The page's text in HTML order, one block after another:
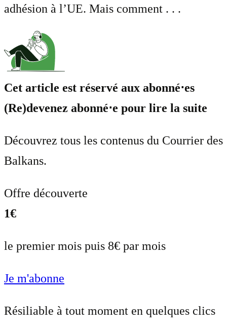
adhésion à l’UE. Mais comment . . .
Cet article est réservé aux abonné⋅es
(Re)devenez abonné⋅e pour lire la suite
Découvrez tous les contenus du Courrier des
Balkans.
Offre découverte
1€
le premier mois puis 8€ par mois
Je m'abonne
Résiliable à tout moment en quelques clics